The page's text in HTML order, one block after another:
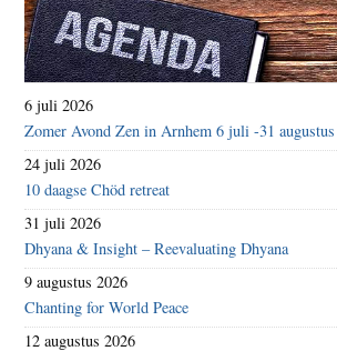
6 juli 2026
Zomer Avond Zen in Arnhem 6 juli -31 augustus
24 juli 2026
10 daagse Chöd retreat
31 juli 2026
Dhyana & Insight – Reevaluating Dhyana
9 augustus 2026
Chanting for World Peace
12 augustus 2026